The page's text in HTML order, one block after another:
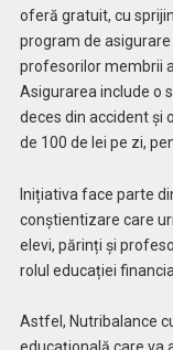
oferă gratuit, cu
program de
profesorilor membrii
Asigurarea include o
deces din accident și
de 100 de lei pe zi,
Inițiativa face parte
conștientizare care
elevi, părinți și
rolul educației
Astfel, Nutribalance